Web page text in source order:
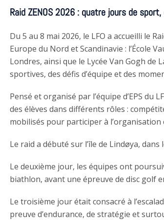
Raid ZENOS 2026 : quatre jours de
Du 5 au 8 mai 2026, le LFO a accueilli le
Europe du Nord et Scandinavie : l’École
Londres, ainsi que le Lycée Van Gogh de
sportives, des défis d’équipe et des
Pensé et organisé par l’équipe d’EPS
des élèves dans différents rôles :
mobilisés pour participer à l’organisation
Le raid a débuté sur l’île de Lindøya,
Le deuxième jour, les équipes ont
biathlon, avant une épreuve de disc golf
Le troisième jour était consacré à
preuve d’endurance, de stratégie et